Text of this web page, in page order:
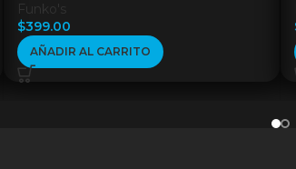
Funko's
$399.00
AÑADIR AL CARRITO